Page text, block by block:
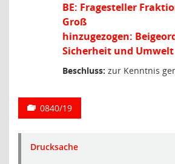
BE: Fragesteller
Groß
hinzugezogen:
Sicherheit und Umwelt
Beschluss: zur Kenntnis
0840/19
Drucksache